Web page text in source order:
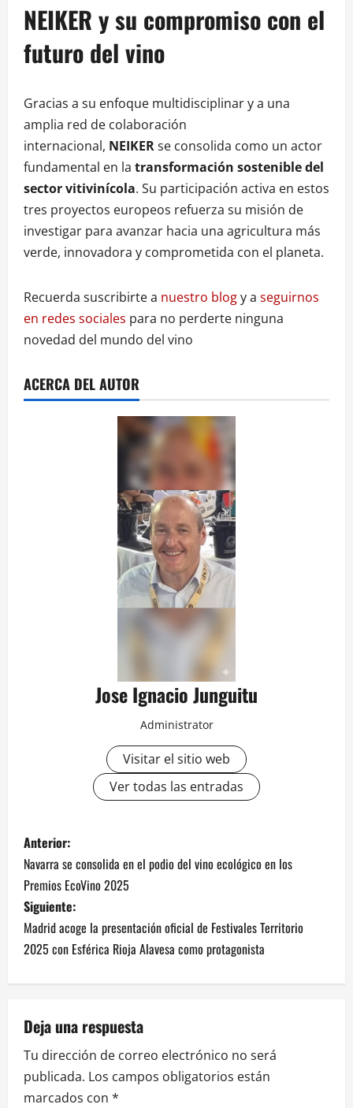
NEIKER y su compromiso con el
futuro del vino
Gracias a su enfoque multidisciplinar y a una
amplia red de colaboración
internacional, NEIKERse consolida como un actor
fundamental en la transformación sostenible del
sector vitivinícola. Su participación activa en estos
tres proyectos europeos refuerza su misión de
investigar para avanzar hacia una agricultura más
verde, innovadora y comprometida con el planeta.
Recuerda suscribirte a nuestro blogy a seguirnos
en redes sociales para no perderte ninguna
novedad del mundo del vino
ACERCA DEL AUTOR
Jose Ignacio Junguitu
Administrator
Visitar el sitio web
Ver todas las entradas
N
a
v
e
g
a
c
i
Anterior:
Navarra se consolida en el podio del vino ecológico en los
Premios EcoVino 2025
Siguiente:
Madrid acoge la presentación oficial de Festivales Territorio
2025 con Esférica Rioja Alavesa como protagonista
Deja una respuesta
Tu dirección de correo electrónico no será
publicada. Los campos obligatorios están
marcados con *